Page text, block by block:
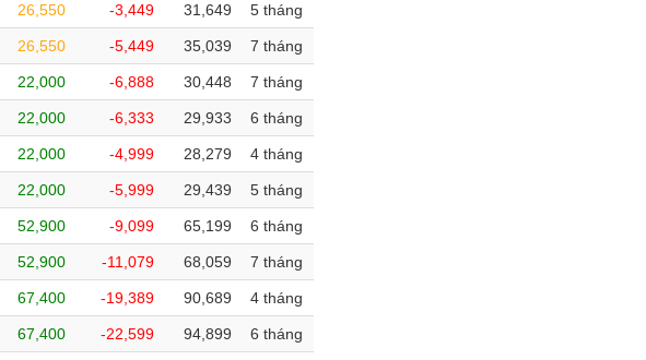
26,550 -3,449 31,649 5 tháng
26,550 -5,449 35,039 7 tháng
22,000 -6,888 30,448 7 tháng
22,000 -6,333 29,933 6 tháng
22,000 -4,999 28,279 4 tháng
22,000 -5,999 29,439 5 tháng
52,900 -9,099 65,199 6 tháng
52,900 -11,079 68,059 7 tháng
67,400 -19,389 90,689 4 tháng
67,400 -22,599 94,899 6 tháng